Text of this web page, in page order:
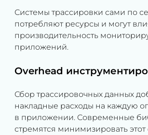
Системы трассировки сами по
потребляют ресурсы и могут
производительность
приложений.
Overhead
Сбор трассировочных данных
накладные расходы на каждую
в приложении. Современные
стремятся минимизировать этот